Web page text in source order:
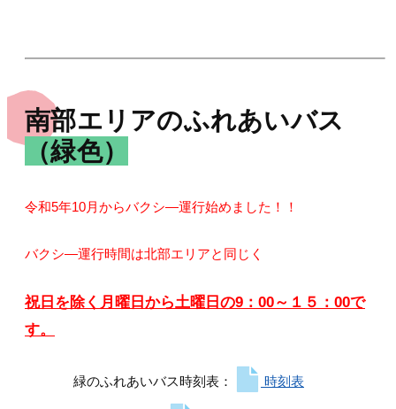
南部エリアのふれあいバス
（緑色）
令和5年10月からバクシ―運行始めました！！
バクシ―運行時間は北部エリアと同じく
祝日を除く月曜日から土曜日の9：00～１５：00で
す。
緑のふれあいバス時刻表： 時刻表